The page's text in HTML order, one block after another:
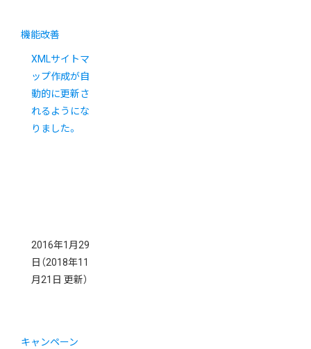
機能改善
XMLサイトマ
ップ作成が自
動的に更新さ
れるようにな
りました。
2016年1月29
日 （2018年11
月21日 更新）
キャンペーン